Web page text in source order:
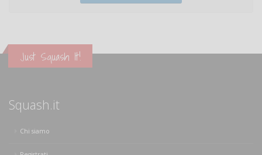
Just Squash It!
Squash.it
Chi siamo